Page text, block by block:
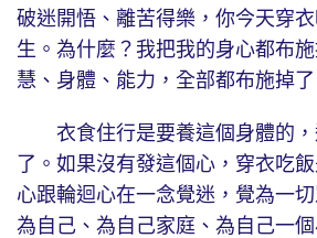
破迷開悟、離苦得樂，你今天穿
生。為什麼？我把我的身心都布
慧、身體、能力，全部都布施掉了
衣食住行是要養這個身體的，
了。如果沒有發這個心，穿衣吃
心跟輪迴心在一念覺迷，覺為一
為自己、為自己家庭、為自己一